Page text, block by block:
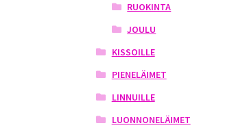
RUOKINTA
JOULU
KISSOILLE
PIENELÄIMET
LINNUILLE
LUONNONELÄIMET